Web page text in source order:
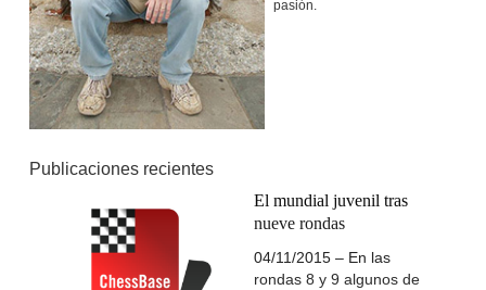
pasión.
Publicaciones recientes
El mundial juvenil tras
nueve rondas
04/11/2015 – En las
rondas 8 y 9 algunos de